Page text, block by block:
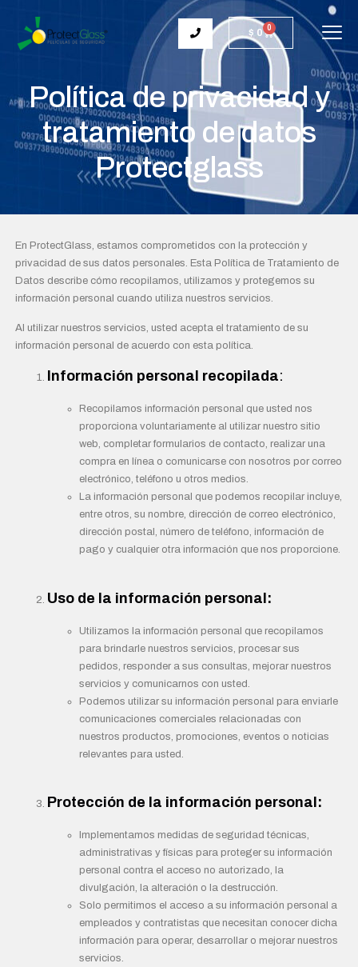
$ 0 0
Política de privacidad y
tratamiento de datos
Protectglass
En ProtectGlass, estamos comprometidos con la protección y
privacidad de sus datos personales. Esta Política de Tratamiento de
Datos describe cómo recopilamos, utilizamos y protegemos su
información personal cuando utiliza nuestros servicios.
Al utilizar nuestros servicios, usted acepta el tratamiento de su
información personal de acuerdo con esta política.
Información personal recopilada:
Recopilamos información personal que usted nos
proporciona voluntariamente al utilizar nuestro sitio
web, completar formularios de contacto, realizar una
compra en línea o comunicarse con nosotros por correo
electrónico, teléfono u otros medios.
La información personal que podemos recopilar incluye,
entre otros, su nombre, dirección de correo electrónico,
dirección postal, número de teléfono, información de
pago y cualquier otra información que nos proporcione.
Uso de la información personal:
Utilizamos la información personal que recopilamos
para brindarle nuestros servicios, procesar sus
pedidos, responder a sus consultas, mejorar nuestros
servicios y comunicarnos con usted.
Podemos utilizar su información personal para enviarle
comunicaciones comerciales relacionadas con
nuestros productos, promociones, eventos o noticias
relevantes para usted.
Protección de la información personal:
Implementamos medidas de seguridad técnicas,
administrativas y físicas para proteger su información
personal contra el acceso no autorizado, la
divulgación, la alteración o la destrucción.
Solo permitimos el acceso a su información personal a
empleados y contratistas que necesitan conocer dicha
información para operar, desarrollar o mejorar nuestros
servicios.